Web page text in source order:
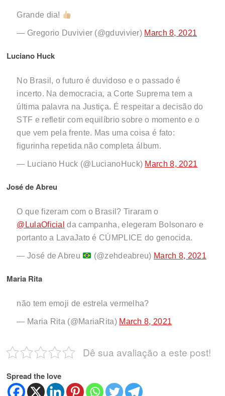
Grande dia!
— Gregorio Duvivier (@gduvivier) March 8, 2021
Luciano Huck
No Brasil, o futuro é duvidoso e o passado é
incerto. Na democracia, a Corte Suprema tem a
última palavra na Justiça. É respeitar a decisão do
STF e refletir com equilíbrio sobre o momento e o
que vem pela frente. Mas uma coisa é fato:
figurinha repetida não completa álbum.
— Luciano Huck (@LucianoHuck) March 8, 2021
José de Abreu
O que fizeram com o Brasil? Tiraram o
@LulaOficial da campanha, elegeram Bolsonaro e
portanto a LavaJato é CÚMPLICE do genocida.
— José de Abreu (@zehdeabreu) March 8, 2021
Maria Rita
não tem emoji de estrela vermelha?
— Maria Rita (@MariaRita) March 8, 2021
Dê sua avaliação a este post!
Spread the love